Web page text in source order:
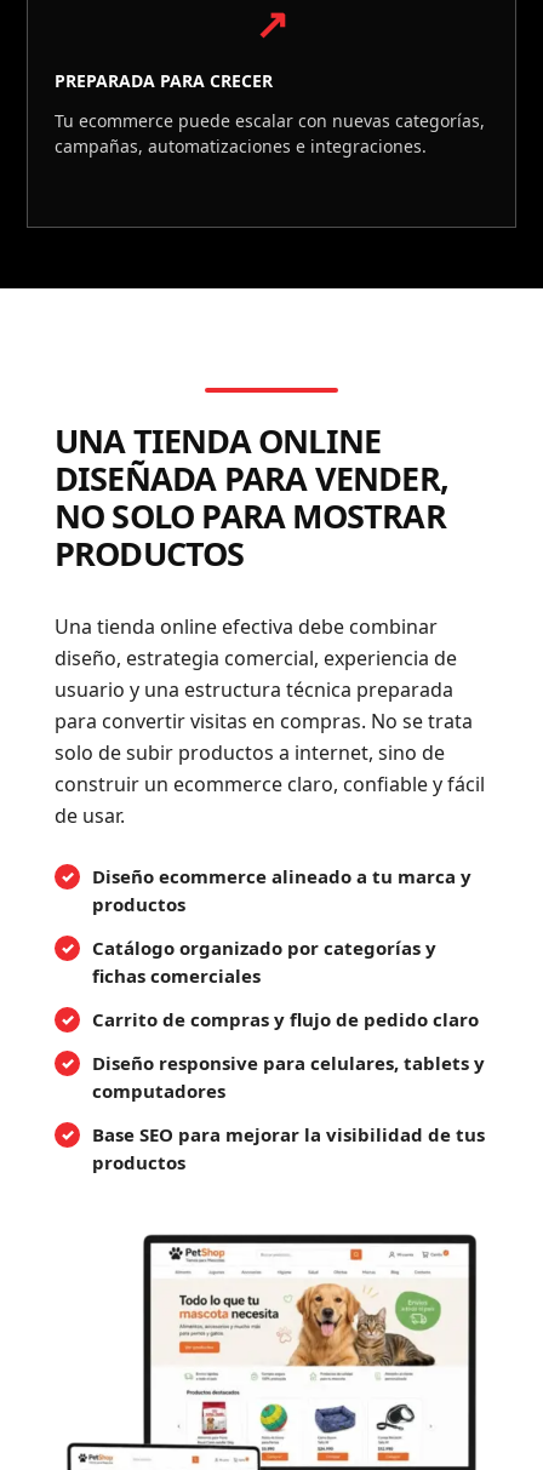
↗
PREPARADA PARA CRECER
Tu ecommerce puede escalar con nuevas categorías,
campañas, automatizaciones e integraciones.
UNA TIENDA ONLINE
DISEÑADA PARA VENDER,
NO SOLO PARA MOSTRAR
PRODUCTOS
Una tienda online efectiva debe combinar
diseño, estrategia comercial, experiencia de
usuario y una estructura técnica preparada
para convertir visitas en compras. No se trata
solo de subir productos a internet, sino de
construir un ecommerce claro, confiable y fácil
de usar.
Diseño ecommerce alineado a tu marca y
productos
Catálogo organizado por categorías y
fichas comerciales
Carrito de compras y flujo de pedido claro
Diseño responsive para celulares, tablets y
computadores
Base SEO para mejorar la visibilidad de tus
productos